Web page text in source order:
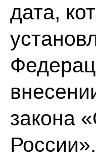
дата,
закона
России».